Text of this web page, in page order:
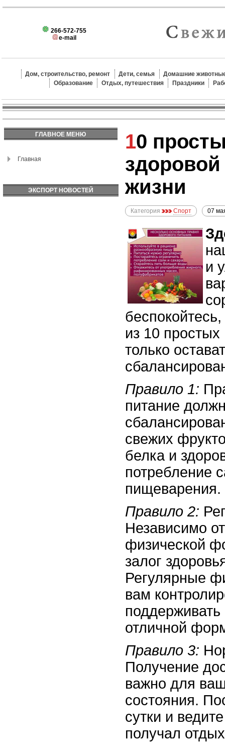
266-572-755
e-mail
Дом, строительство, ремонт Дети, семья
Домашние
Образование
Отдых, путешествия Праздники
ГЛАВНОЕ МЕНЮ
Главная
ЭКСПОРТ НОВОСТЕЙ
10 простых правил для
жизни
Категория Спорт 07
и
из 10
только
Правило 1:
питание
свежих
белка и
потребление
пищеварения.
Правило 2:
Независимо
физической
залог
Регулярные
вам
отличной
Правило 3:
Получение
важно для
состояния.
сутки и
получал